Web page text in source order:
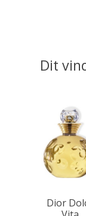
Dit
Items van
Dior